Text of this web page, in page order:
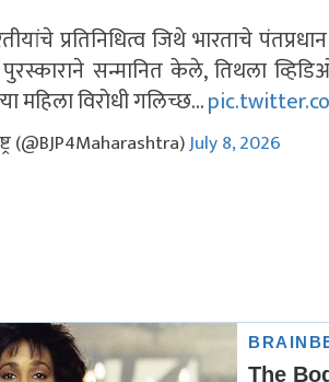
प्रतिनिधित्व जिथे भारताचे
पुरस्काराने सन्मानित केले, तिथला
महिला विरोधी गलिच्छ…
(@BJP4Maharashtra)July 8, 2026